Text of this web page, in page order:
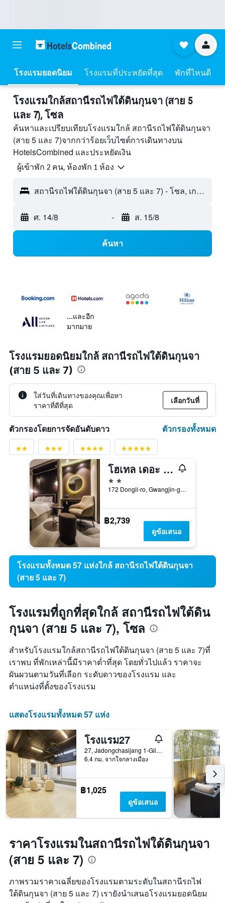
โรงแรมยอดนิยม โรงแรมที่ประหยัดที่สุด พักที่ไหนดี
โรงแรมใกล้สถานีรถไฟใต้ดินกุนจา (สาย 5
และ 7), โซล
ค้นหาและเปรียบเทียบโรงแรมใกล้ สถานีรถไฟใต้ดินกุนจา
(สาย 5 และ 7)จากกว่าร้อยเว็บไซต์การเดินทางบน
HotelsCombined และประหยัดเงิน
ผู้เข้าพัก 2 คน, ห้องพัก 1 ห้อง
สถานีรถไฟใต้ดินกุนจา (สาย 5 และ 7) - โซล, เกาหลีใต้
ศ. 14/8 - ส. 15/8
ค้นหา
...และอีก
มากมาย
โรงแรมยอดนิยมใกล้ สถานีรถไฟใต้ดินกุนจา
(สาย 5 และ 7)
ใส่วันที่เดินทางของคุณเพื่อหา
ราคาที่ดีที่สุด
เลือกวันที่
ตัวกรองโดยการจัดอันดับดาว ตัวกรองทั้งหมด
โฮเทล เดอะ ดีไซเนอร์ส พรีเมียร์ ซองซู แอนด์ คอนกุก ยูนิเวอร์ซิตี้
2 ดาว
172 Dongil-ro, Gwangjin-gu, โซล, เกาหลีใต้
฿2,739
ดูข้อเสนอ
โรงแรมทั้งหมด 57 แห่งใกล้ สถานีรถไฟใต้ดินกุนจา
(สาย 5 และ 7)
โรงแรมที่ถูกที่สุดใกล้ สถานีรถไฟใต้ดิน
กุนจา (สาย 5 และ 7), โซล
สำหรับโรงแรมใกล้สถานีรถไฟใต้ดินกุนจา (สาย 5 และ 7)ที่
เราพบ ที่พักเหล่านี้มีราคาต่ำที่สุด โดยทั่วไปแล้ว ราคาจะ
ผันผวนตามวันที่เลือก ระดับดาวของโรงแรม และ
ตำแหน่งที่ตั้งของโรงแรม
แสดงโรงแรมทั้งหมด 57 แห่ง
โรงแรม27
27, Jadongchasijang 1-Gil, โซล, เกาหลีใต้
6.4 กม. จากใจกลางเมือง
฿1,025
ดูข้อเสนอ
ราคาโรงแรมในสถานีรถไฟใต้ดินกุนจา
(สาย 5 และ 7)
ภาพรวมราคาเฉลี่ยของโรงแรมตามระดับในสถานีรถไฟ
ใต้ดินกุนจา (สาย 5 และ 7) เรายังนำเสนอโรงแรมยอดนิยม